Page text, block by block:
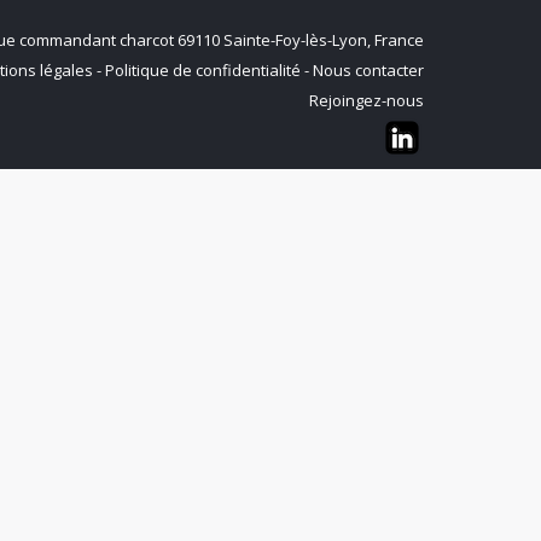
commandant charcot 69110 Sainte-Foy-lès-Lyon, France
légales -Politique de confidentialité -Nous contacter
Rejoingez-nous